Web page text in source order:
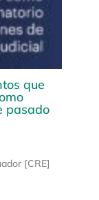
que
pasado
[CRE]